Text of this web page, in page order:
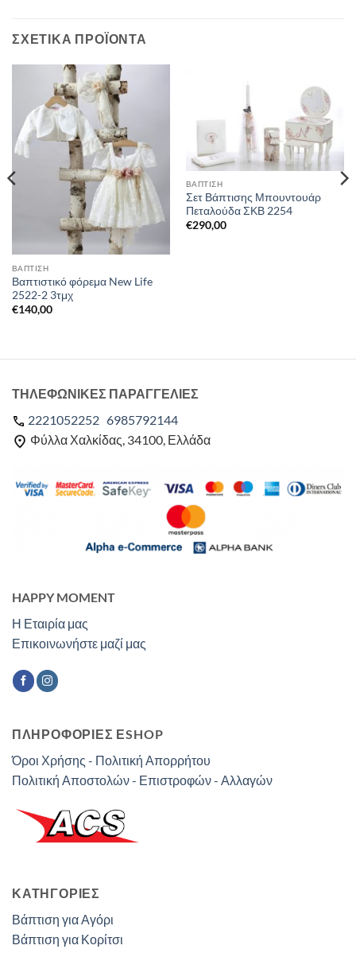
ΣΧΕΤΙΚΆ ΠΡΟΪΌΝΤΑ
ΒΑΠΤΙΣΗ
Βαπτιστικό φόρεμα New Life
2522-2 3τμχ
€140,00
ΒΑΠΤΙΣΗ
Σετ Βάπτισης Μπουντουάρ
Πεταλούδα ΣΚΒ 2254
€290,00
HAPPY MOMENT
Η Εταιρία μας
Επικοινωνήστε μαζί μας
ΠΛΗΡΟΦΟΡΙΕΣ ΕSHOP
Όροι Χρήσης - Πολιτική Απορρήτου
Πολιτική Αποστολών - Επιστροφών - Αλλαγών
ΤΗΛΕΦΩΝΙΚΕΣ ΠΑΡΑΓΓΕΛΙΕΣ
2221052252 6985792144
Φύλλα Χαλκίδας, 34100, Ελλάδα
ΚΑΤΗΓΟΡΊΕΣ
Βάπτιση για Αγόρι
Βάπτιση για Κορίτσι